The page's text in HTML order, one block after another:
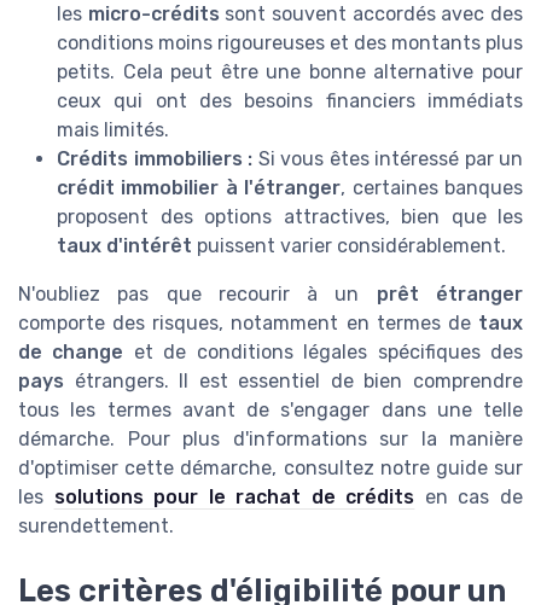
les micro-crédits sont souvent accordés avec des
conditions moins rigoureuses et des montants plus
petits. Cela peut être une bonne alternative pour
ceux qui ont des besoins financiers immédiats
mais limités.
Crédits immobiliers : Si vous êtes intéressé par un
crédit immobilier à l'étranger, certaines banques
proposent des options attractives, bien que les
taux d'intérêt puissent varier considérablement.
N'oubliez pas que recourir à un prêt étranger
comporte des risques, notamment en termes de taux
de change et de conditions légales spécifiques des
pays étrangers. Il est essentiel de bien comprendre
tous les termes avant de s'engager dans une telle
démarche. Pour plus d'informations sur la manière
d'optimiser cette démarche, consultez notre guide sur
les solutions pour le rachat de crédits en cas de
surendettement.
Les critères d'éligibilité pour un